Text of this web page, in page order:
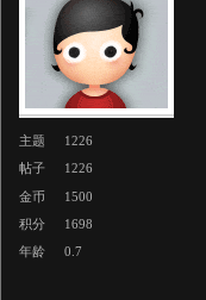
主题
1226
帖子
1226
金币
1500
积分
1698
年龄
0.7